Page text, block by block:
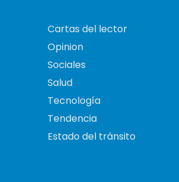
Cartas del lector
Opinion
Sociales
Salud
Tecnología
Tendencia
Estado del tránsito